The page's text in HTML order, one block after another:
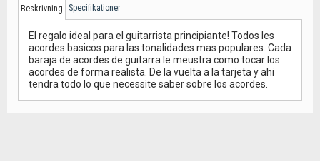
Beskrivning Specifikationer
El regalo ideal para el guitarrista principiante! Todos les
acordes basicos para las tonalidades mas populares. Cada
baraja de acordes de guitarra le meustra como tocar los
acordes de forma realista. De la vuelta a la tarjeta y ahi
tendra todo lo que necessite saber sobre los acordes.